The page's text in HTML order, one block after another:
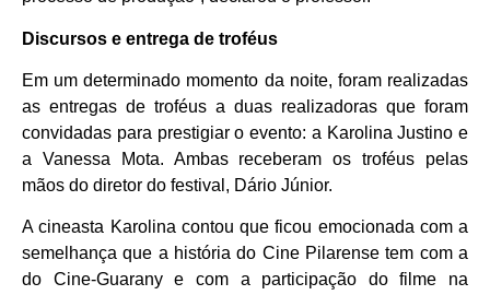
Discursos e entrega de troféus
Em um determinado momento da noite, foram realizadas
as entregas de troféus a duas realizadoras que foram
convidadas para prestigiar o evento: a Karolina Justino e
a Vanessa Mota. Ambas receberam os troféus pelas
mãos do diretor do festival, Dário Júnior.
A cineasta Karolina contou que ficou emocionada com a
semelhança que a história do Cine Pilarense tem com a
do Cine-Guarany e com a participação do filme na